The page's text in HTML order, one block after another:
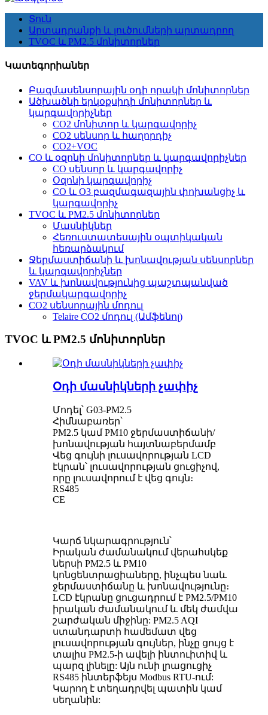
Տուն
Արտադրանքի և լուծումների արտադրող
TVOC և PM2.5 մոնիտորներ
Կատեգորիաներ
Բազմասենսորային օդի որակի մոնիտորներ
Ածխածնի երկօքսիդի մոնիտորներ և
կարգավորիչներ
CO2 մոնիտոր և կարգավորիչ
CO2 սենսոր և հաղորդիչ
CO2+VOC
CO և օզոնի մոնիտորներ և կարգավորիչներ
CO սենսոր և կարգավորիչ
Օզոնի կարգավորիչ
CO և O3 բազմագազային փոխանցիչ և
կարգավորիչ
TVOC և PM2.5 մոնիտորներ
Մասնիկներ
Հեռուստատեսային օպտիկական
հեռարձակում
Ջերմաստիճանի և խոնավության սենսորներ
և կարգավորիչներ
VAV և խոնավությունից պաշտպանված
ջերմակարգավորիչ
CO2 սենսորային մոդուլ
Telaire CO2 մոդուլ (Ամֆենոլ)
TVOC և PM2.5 մոնիտորներ
Օդի մասնիկների չափիչ
Մոդել՝ G03-PM2.5
Հիմնաբառեր՝
PM2.5 կամ PM10 ջերմաստիճանի/
խոնավության հայտնաբերմամբ
Վեց գույնի լուսավորության LCD
էկրան՝ լուսավորության ցուցիչով,
որը լուսավորում է վեց գույն։
RS485
CE
Կարճ նկարագրություն՝
Իրական ժամանակում վերահսկեք
ներսի PM2.5 և PM10
կոնցենտրացիաները, ինչպես նաև
ջերմաստիճանը և խոնավությունը։
LCD էկրանը ցուցադրում է PM2.5/PM10
իրական ժամանակում և մեկ ժամվա
շարժական միջինը: PM2.5 AQI
ստանդարտի համեմատ վեց
լուսավորության գույներ, ինչը ցույց է
տալիս PM2.5-ի ավելի ինտուիտիվ և
պարզ լինելը: Այն ունի լրացուցիչ
RS485 ինտերֆեյս Modbus RTU-ում:
Կարող է տեղադրվել պատին կամ
սեղանին: